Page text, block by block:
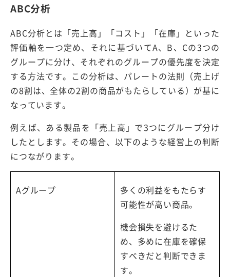
ABC分析
ABC分析とは「売上高」「コスト」「在庫」といった
評価軸を一つ定め、それに基づいてA、B、Cの3つの
グループに分け、それぞれのグループの優先度を決定
する方法です。この分析は、パレートの法則（売上げ
の8割は、全体の2割の商品がもたらしている）が基に
なっています。
例えば、ある製品を「売上高」で3つにグループ分け
したとします。その場合、以下のような経営上の判断
につながります。
Aグループ
多くの利益をもたらす
可能性が高い商品。
機会損失を避けるた
め、多めに在庫を確保
すべきだと判断できま
す。